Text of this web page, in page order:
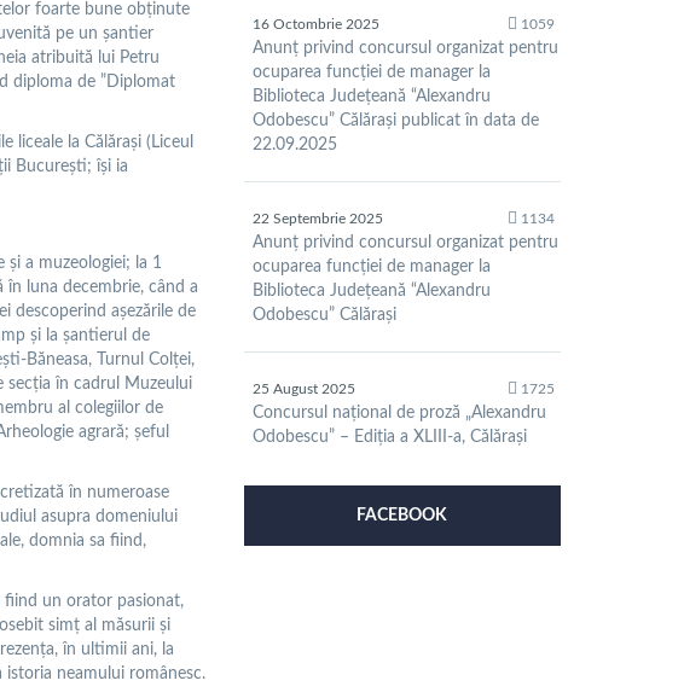
foarte bune obținute
pe un șantier
atribuită lui Petru
diploma de ”Diplomat
liceale la Călăraşi (Liceul
Bucureşti; îşi ia
și a muzeologiei; la 1
în luna decembrie, când a
descoperind așezările de
și la șantierul de
Băneasa, Turnul Colței,
secția în cadrul Muzeului
al colegiilor de
agrară; șeful
în numeroase
asupra domeniului
domnia sa fiind,
fiind un orator pasionat,
simţ al măsurii şi
în ultimii ani, la
istoria neamului românesc.
16 Octombrie 2025 1059
Anunț privind concursul organizat pentru
ocuparea funcției de manager la
Biblioteca Județeană “Alexandru
Odobescu” Călărași publicat în data de
22.09.2025
22 Septembrie 2025 1134
Anunț privind concursul organizat pentru
ocuparea funcției de manager la
Biblioteca Județeană “Alexandru
Odobescu” Călărași
25 August 2025 1725
Concursul național de proză „Alexandru
Odobescu” – Ediția a XLIII-a, Călărași
FACEBOOK